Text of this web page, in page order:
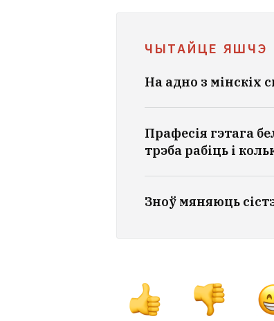
ЧЫТАЙЦЕ ЯШЧЭ
На адно з мінскіх
Прафесія гэтага
трэба рабіць і
Зноў мяняюць